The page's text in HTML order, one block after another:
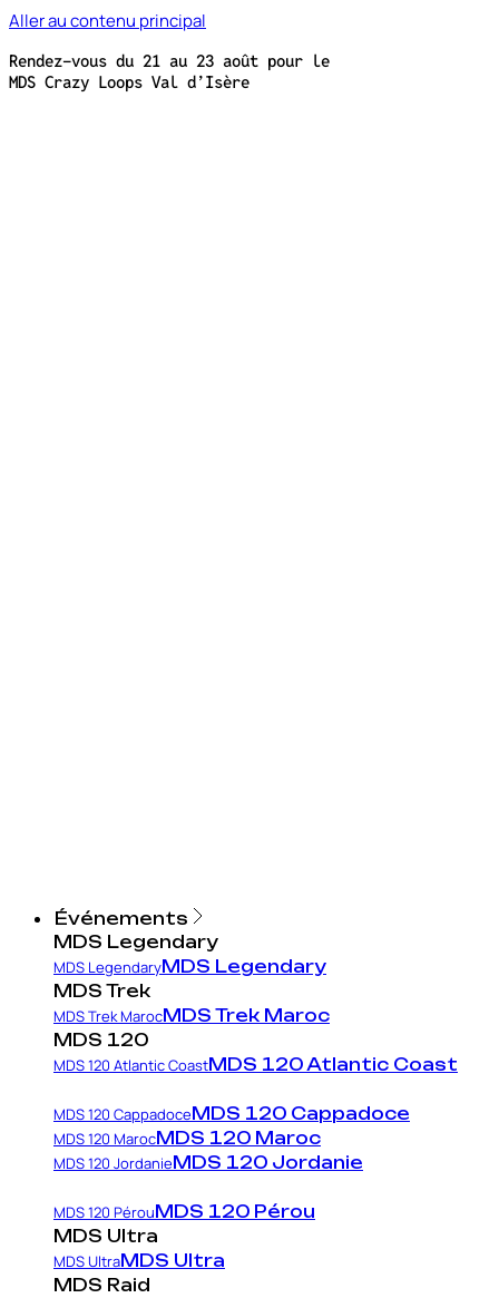
Aller au contenu principal
Rendez-vous du 21 au 23 août pour le
MDS Crazy Loops Val d’Isère
Événements
MDS Legendary
MDS LegendaryMDS Legendary
MDS Trek
MDS Trek MarocMDS Trek Maroc
MDS 120
MDS 120 Atlantic CoastMDS 120 Atlantic Coast
MDS 120 CappadoceMDS 120 Cappadoce
MDS 120 MarocMDS 120 Maroc
MDS 120 JordanieMDS 120 Jordanie
MDS 120 PérouMDS 120 Pérou
MDS Ultra
MDS UltraMDS Ultra
MDS Raid